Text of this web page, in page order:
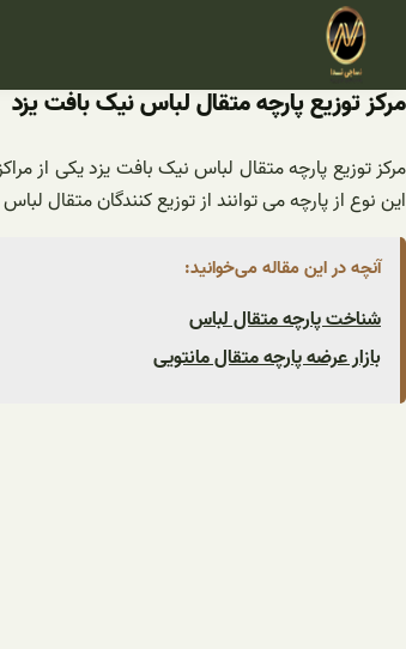
مرکز توزیع پارچه متقال لباس نیک بافت یزد
مرکز توزیع پارچه متقال لباس نیک بافت یزد یکی از
این نوع از پارچه می توانند از توزیع کنندگان متقال
آنچه در این مقاله می‌خوانید:
شناخت پارچه متقال لباس
بازار عرضه پارچه متقال مانتویی